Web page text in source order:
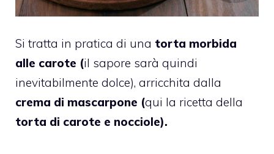
Si tratta in pratica di una torta morbida
alle carote (il sapore sarà quindi
inevitabilmente dolce), arricchita dalla
crema di mascarpone (qui la ricetta della
torta di carote e nocciole).